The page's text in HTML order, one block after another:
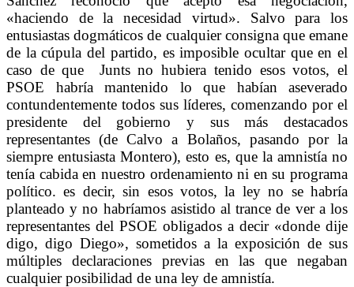
«haciendo de la necesidad virtud». Salvo para los
entusiastas dogmáticos de cualquier consigna que emane
de la cúpula del partido, es imposible ocultar que en el
caso de que Junts no hubiera tenido esos votos, el
PSOE habría mantenido lo que habían aseverado
contundentemente todos sus líderes, comenzando por el
presidente del gobierno y sus más destacados
representantes (de Calvo a Bolaños, pasando por la
siempre entusiasta Montero), esto es, que la amnistía no
tenía cabida en nuestro ordenamiento ni en su programa
político. es decir, sin esos votos, la ley no se habría
planteado y no habríamos asistido al trance de ver a los
representantes del PSOE obligados a decir «donde dije
digo, digo Diego», sometidos a la exposición de sus
múltiples declaraciones previas en las que negaban
cualquier posibilidad de una ley de amnistía.